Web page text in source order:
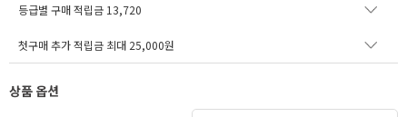
등급별 구매 적립금 13,720
첫구매 추가 적립금 최대 25,000원
상품 옵션